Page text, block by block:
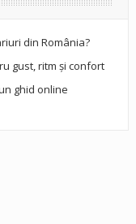
din România?
gust, ritm și confort
ghid online